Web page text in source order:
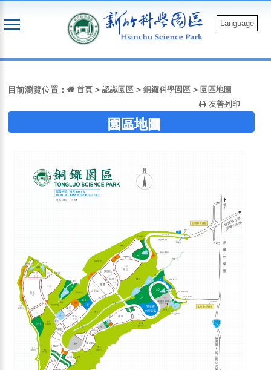
到
Language
目前瀏覽位置： 首頁 >認識園區 >銅鑼科學園區 > 園區地圖
友善列印
園區地圖